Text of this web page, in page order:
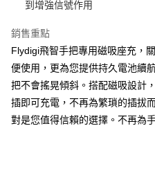
元大商業銀行
台新國際商業銀行
台灣樂天信用卡公司
元大商業銀行
玉山商業銀行
台新國際商業銀行
台灣樂天信用卡公司
悠遊付
ATM付款
運送方式
全家取貨付款
每筆NT$150
到增強信號作用
銷售重點
Flydigi飛智手把專用磁吸座充，
便使用，更為您提供持久電池續
把不會搖晃傾斜。搭配磁吸設計
插即可充電，不再為繁瑣的插拔
對是您值得信賴的選擇。不再為